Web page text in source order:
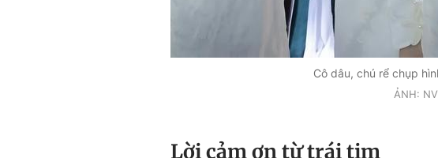
Cô dâu, chú rể chụp
ẢNH:
Lời cảm ơn từ trái tim